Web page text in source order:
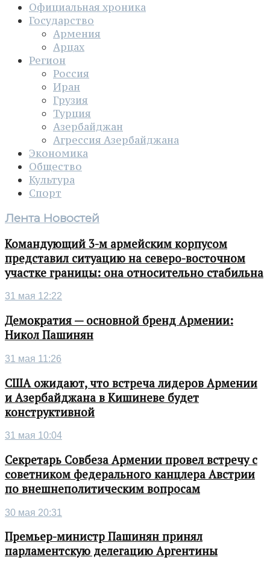
Официальная хроника
Государство
Армения
Арцах
Регион
Россия
Иран
Грузия
Турция
Азербайджан
Агрессия Азербайджана
Экономика
Общество
Культура
Спорт
Лента Новостей
Командующий 3-м армейским корпусом
представил ситуацию на северо-восточном
участке границы: она относительно стабильна
31 мая 12:22
Демократия — основной бренд Армении:
Никол Пашинян
31 мая 11:26
США ожидают, что встреча лидеров Армении
и Азербайджана в Кишиневе будет
конструктивной
31 мая 10:04
Секретарь Совбеза Армении провел встречу с
советником федерального канцлера Австрии
по внешнеполитическим вопросам
30 мая 20:31
Премьер-министр Пашинян принял
парламентскую делегацию Аргентины